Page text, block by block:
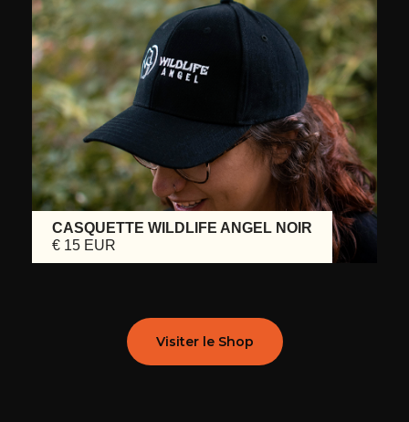
CASQUETTE WILDLIFE ANGEL NOIR
€ 15 EUR
Visiter le Shop